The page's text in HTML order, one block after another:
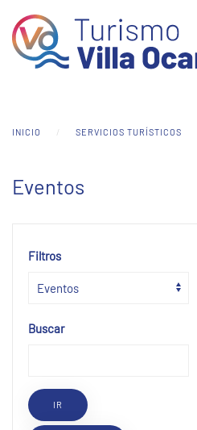
Skip to main content
INICIO SERVICIOS TURÍSTICOS
Eventos
Filtros
Buscar